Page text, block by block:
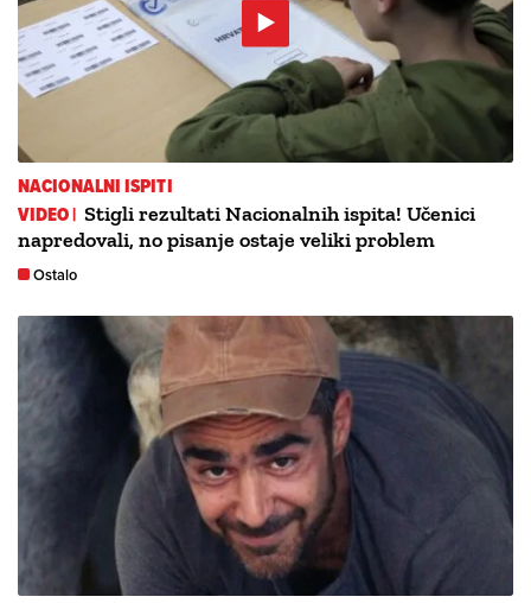
NACIONALNI ISPITI
VIDEO | Stigli rezultati Nacionalnih ispita! Učenici
napredovali, no pisanje ostaje veliki problem
Ostalo